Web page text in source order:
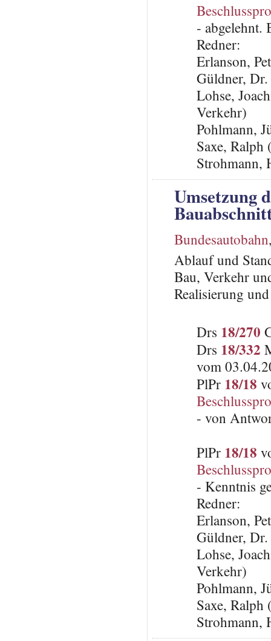
- abgelehnt.
Redner:
Erlanson,
Güldner,
Lohse,
Verkehr)
Pohlmann,
Saxe,
Strohmann,
Umsetzung
Bundesautobahn
Ablauf und
Bau, Verkehr
Realisierung
Drs 18/270
Drs 18/332
vom
PlPr 18/18
- von
PlPr 18/18
- Kenntnis
Redner:
Erlanson,
Güldner,
Lohse,
Verkehr)
Pohlmann,
Saxe,
Strohmann,